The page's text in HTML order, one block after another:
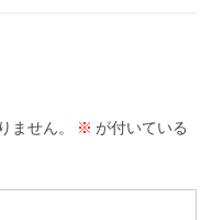
ません。 ※ が付いている